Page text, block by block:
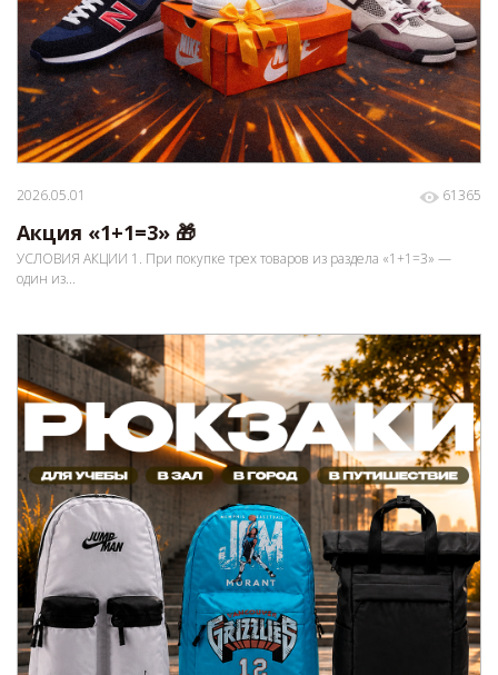
2026.05.01 61365
Акция «1+1=3» 🎁
УСЛОВИЯ АКЦИИ 1. При покупке трех товаров из раздела «1+1=3» —
один из...